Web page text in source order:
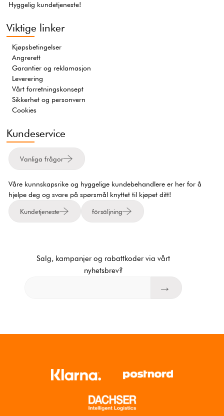
Hyggelig kundetjeneste!
Viktige linker
Kjøpsbetingelser
Angrerett
Garantier og reklamasjon
Leverering
Vårt forretningskonsept
Sikkerhet og personvern
Cookies
Kundeservice
Vanliga frågor
Våre kunnskapsrike og hyggelige kundebehandlere er her for å
hjelpe deg og svare på spørsmål knyttet til kjøpet ditt!
Kundetjeneste försäljning
Salg, kampanjer og rabattkoder via vårt
nyhetsbrev?